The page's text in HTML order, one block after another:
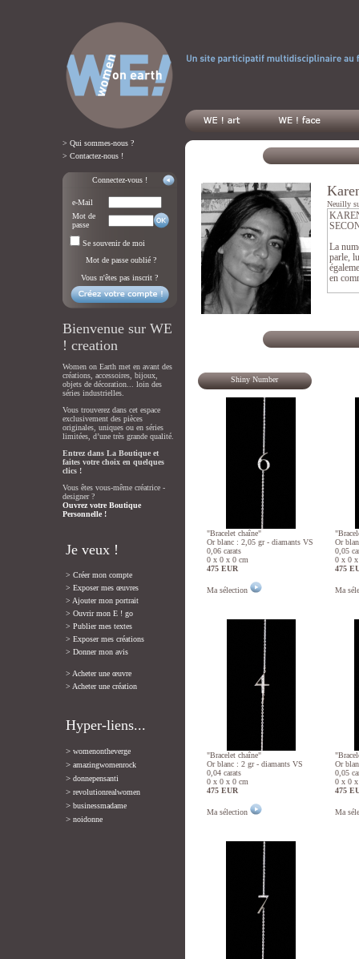
> Qui sommes-nous ?
> Contactez-nous !
Connectez-vous !
e-Mail
Mot de
passe
Se souvenir de moi
Mot de passe oublié ?
Vous n'êtes pas inscrit ?
Bienvenue sur WE
! creation
Women on Earth met en avant des
créations, accessoires, bijoux,
objets de décoration... loin des
séries industrielles.
Vous trouverez dans cet espace
exclusivement des pièces
originales, uniques ou en séries
limitées, d’une très grande qualité.
Entrez dans La Boutique et
faites votre choix en quelques
clics !
Vous êtes vous-même créatrice -
designer ?
Ouvrez votre Boutique
Personnelle !
Je veux !
> Créer mon compte
> Exposer mes œuvres
> Ajouter mon portrait
> Ouvrir mon E ! go
> Publier mes textes
> Exposer mes créations
> Donner mon avis
> Acheter une œuvre
> Acheter une création
Hyper-liens...
> womenontheverge
> amazingwomenrock
> donnepensanti
> revolutionrealwomen
> businessmadame
> noidonne
Neuilly
Shiny Number
"Bracelet chaîne"
Or blanc : 2,05 gr - diamants VS
0,06 carats
0 x 0 x 0 cm
475 EUR
Ma sélection
Or
0,05
0 x 0
475
Ma
"Bracelet chaîne"
Or blanc : 2 gr - diamants VS
0,04 carats
0 x 0 x 0 cm
475 EUR
Ma sélection
Or
0,05
0 x 0
475
Ma